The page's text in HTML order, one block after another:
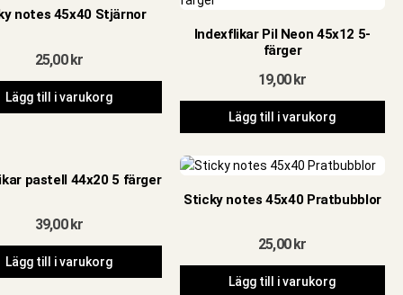
notes 45x40 Stjärnor
25,00kr
Lägg till i varukorg
Indexflikar Pil Neon 45x12 5-
färger
19,00kr
Lägg till i varukorg
pastell 44x20 5 färger
39,00 kr
Lägg till i varukorg
Sticky notes 45x40 Pratbubblor
25,00 kr
Lägg till i varukorg